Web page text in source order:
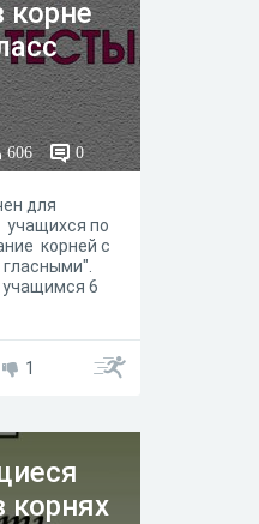
корне
606 0
для
учащихся по
корней с
6
1
корнях